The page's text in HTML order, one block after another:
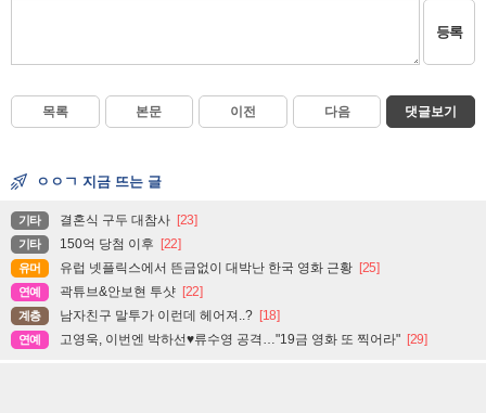
등록
목록 본문 이전 다음 댓글보기
ㅇㅇㄱ 지금 뜨는 글
기타 결혼식 구두 대참사 [23]
기타 150억 당첨 이후 [22]
유머 유럽 넷플릭스에서 뜬금없이 대박난 한국 영화 근황 [25]
연예 곽튜브&안보현 투샷 [22]
계층 남자친구 말투가 이런데 헤어져..? [18]
연예 고영욱, 이번엔 박하선♥류수영 공격…"19금 영화 또 찍어라" [29]